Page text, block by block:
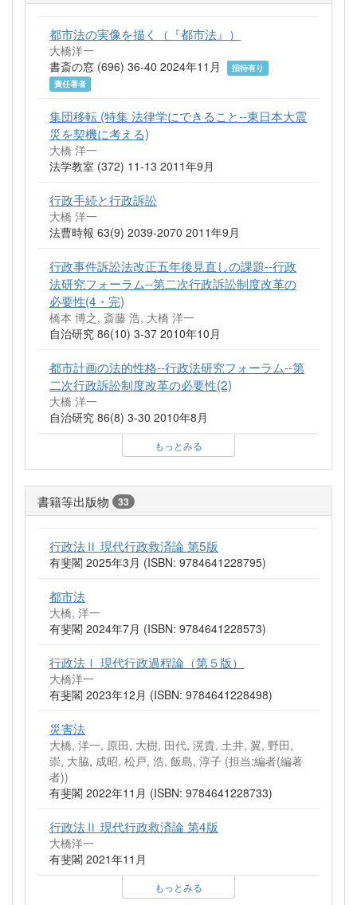
都市法の実像を描く（『都市法』）
大橋洋一
書斎の窓 (696) 36-40 2024年11月
招待有り
責任著者
集団移転 (特集 法律学にできること--東日本大震
災を契機に考える)
大橋 洋一
法学教室 (372) 11-13 2011年9月
行政手続と行政訴訟
大橋 洋一
法曹時報 63(9) 2039-2070 2011年9月
行政事件訴訟法改正五年後見直しの課題--行政
法研究フォーラム--第二次行政訴訟制度改革の
必要性(4・完)
橋本 博之, 斎藤 浩, 大橋 洋一
自治研究 86(10) 3-37 2010年10月
都市計画の法的性格--行政法研究フォーラム--第
二次行政訴訟制度改革の必要性(2)
大橋 洋一
自治研究 86(8) 3-30 2010年8月
もっとみる
書籍等出版物 33
行政法Ⅱ 現代行政救済論 第5版
有斐閣 2025年3月 (ISBN: 9784641228795)
都市法
大橋, 洋一
有斐閣 2024年7月 (ISBN: 9784641228573)
行政法Ⅰ 現代行政過程論（第５版）
大橋洋一
有斐閣 2023年12月 (ISBN: 9784641228498)
災害法
大橋, 洋一, 原田, 大樹, 田代, 滉貴, 土井, 翼, 野田,
崇, 大脇, 成昭, 松戸, 浩, 飯島, 淳子 (担当:編者(編著
者))
有斐閣 2022年11月 (ISBN: 9784641228733)
行政法Ⅱ 現代行政救済論 第4版
大橋洋一
有斐閣 2021年11月
もっとみる